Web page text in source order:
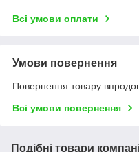
Всі умови оплати
Умови повернення
Повернення товару
Всі умови повернення
Подібні товари